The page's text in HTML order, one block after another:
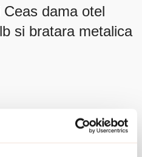
dama otel
si bratara metalica
sau intr-un saculet de catifea